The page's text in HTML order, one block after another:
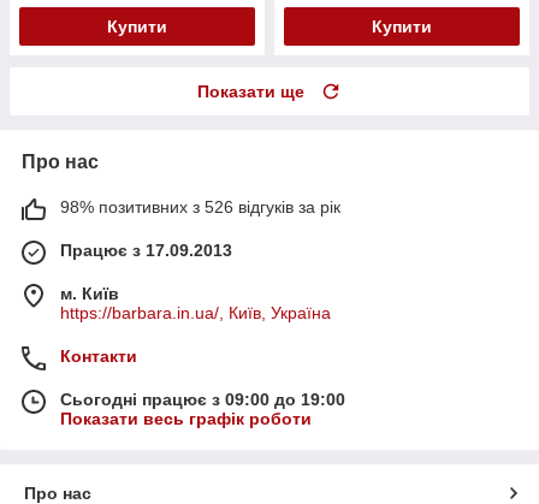
Купити Купити
Показати ще
Про нас
98% позитивних з 526 відгуків за рік
Працює з 17.09.2013
м. Київ
https://barbara.in.ua/, Київ, Україна
Контакти
Сьогодні працює з 09:00 до 19:00
Показати весь графік роботи
Про нас